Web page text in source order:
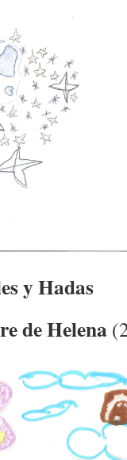
y Hadas
de Helena